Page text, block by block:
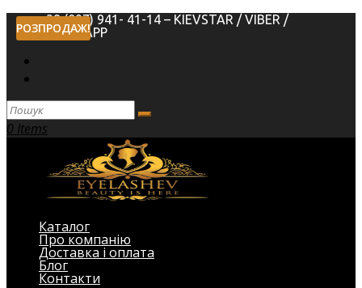
+38 (097) 941- 41-14 – KIEVSTAR / VIBER /
WHATSAPP
0 Items
Каталог
Про компанію
Доставка і оплата
Блог
Контакти
РОЗПРОДАЖ!